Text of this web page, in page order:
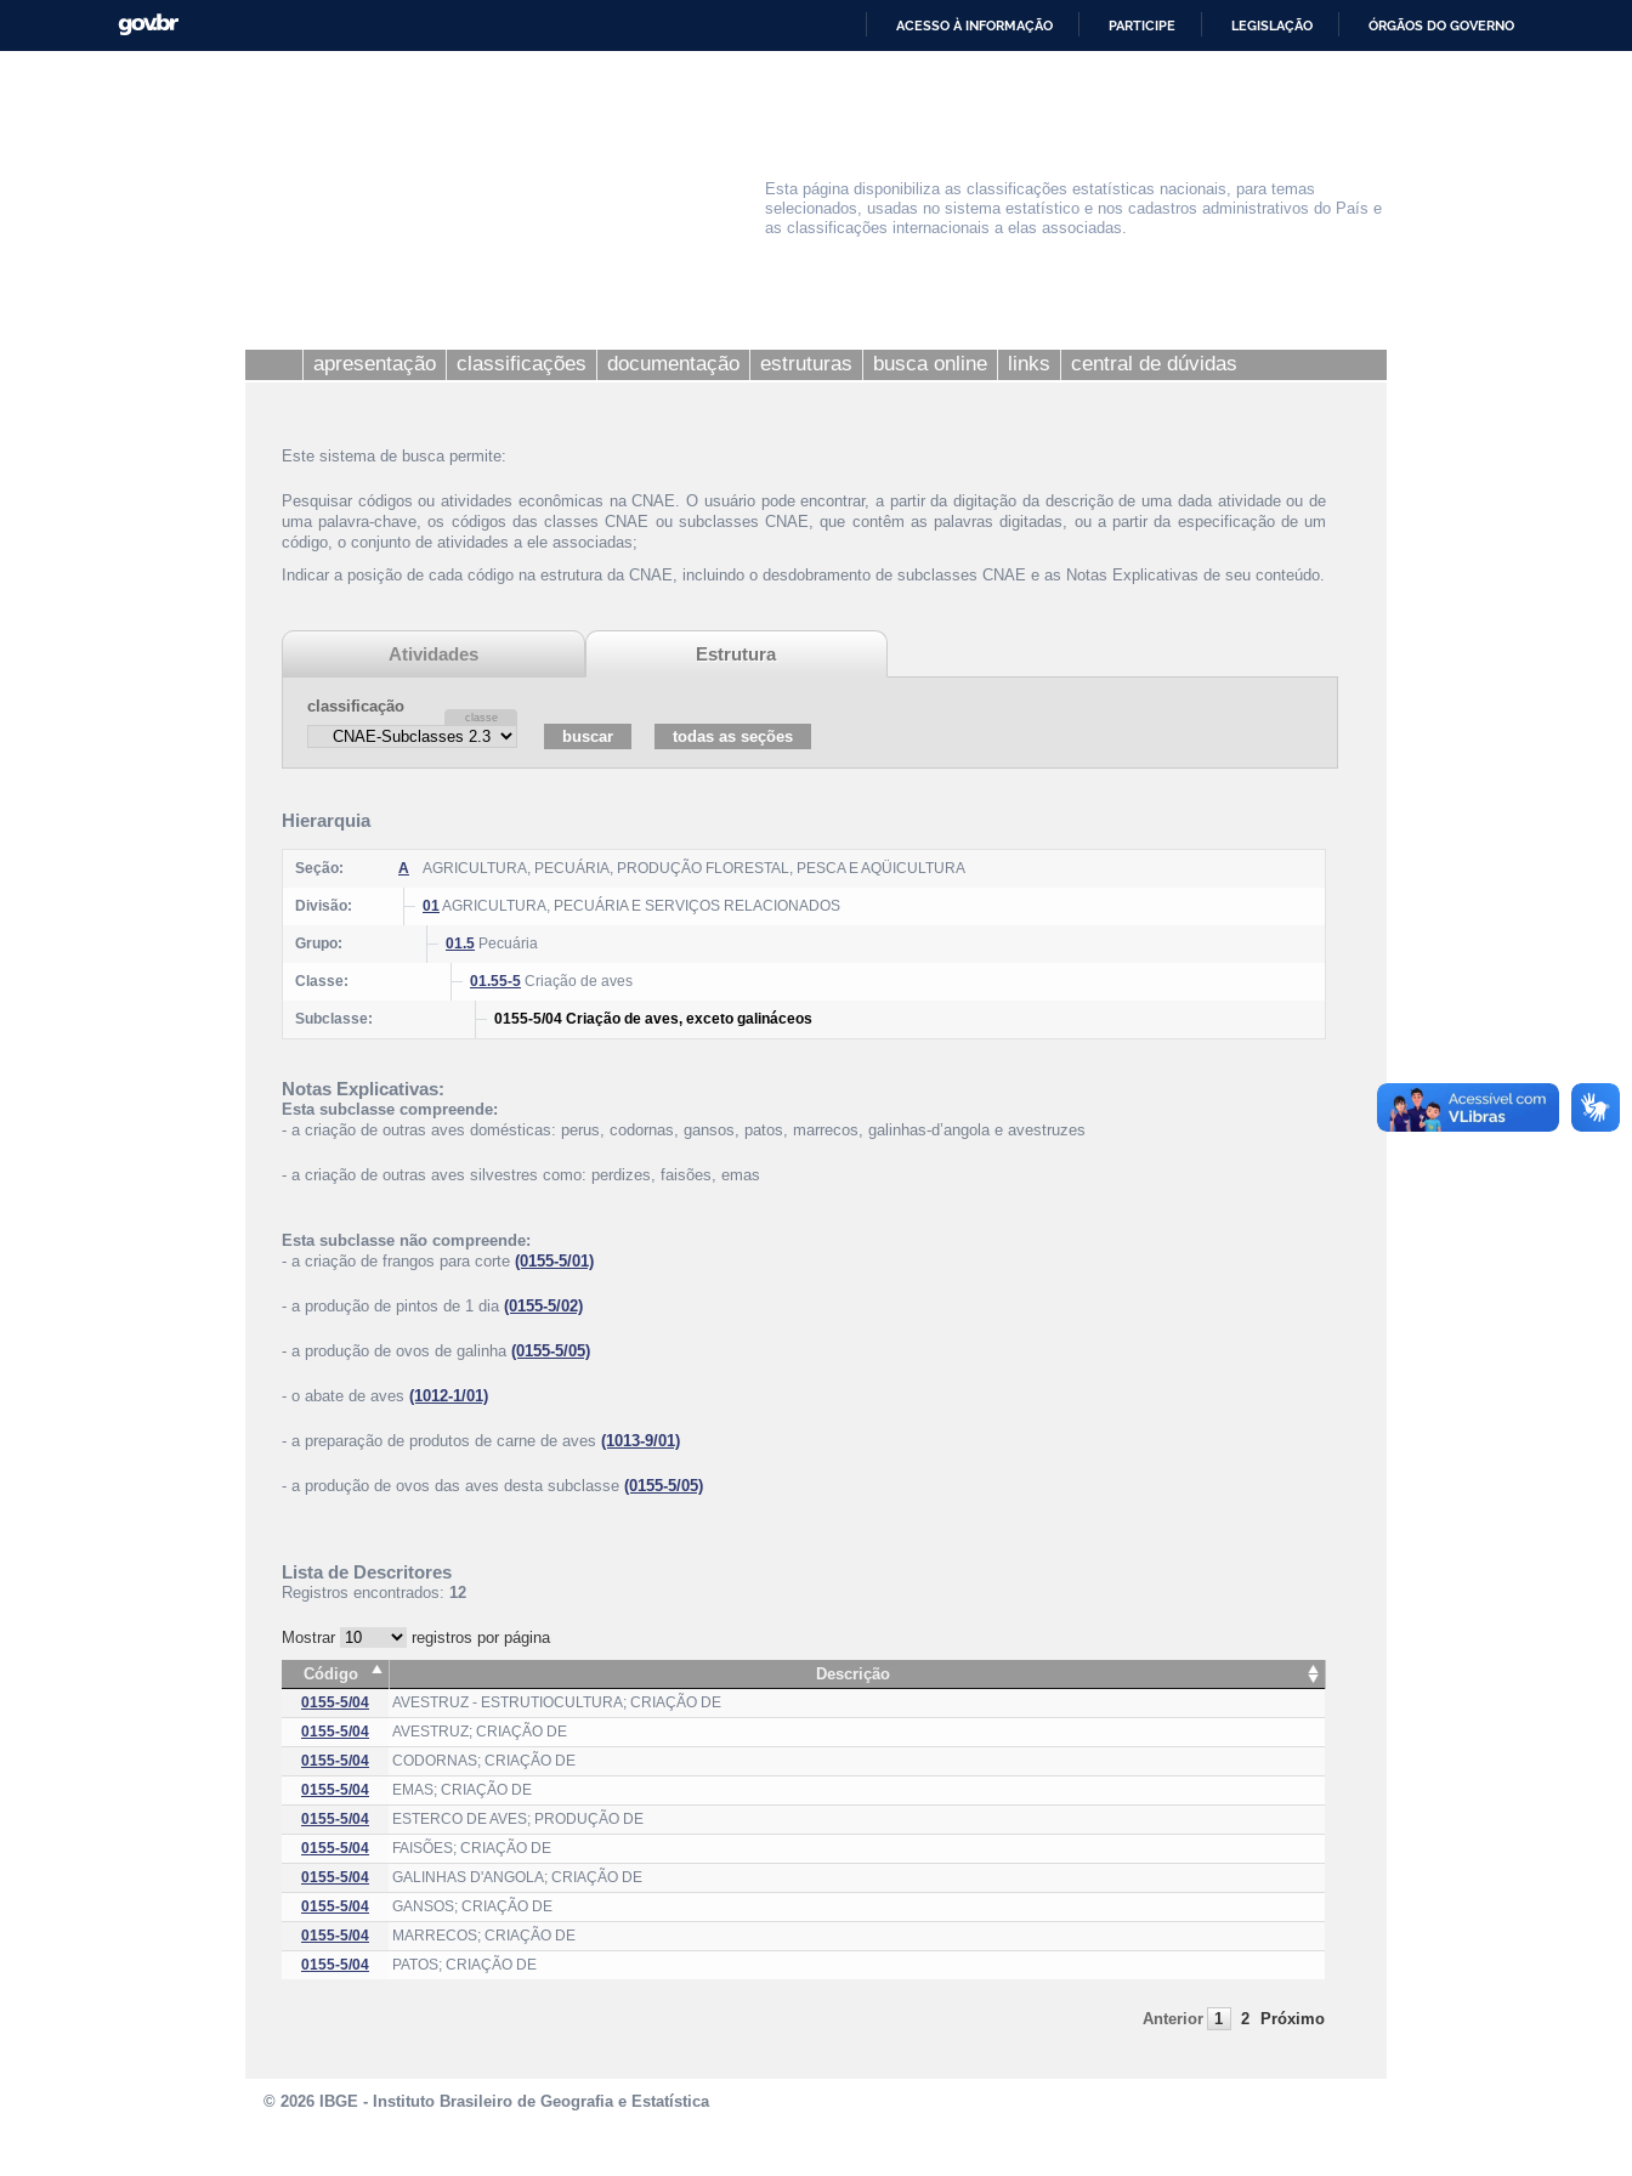
ACESSO À INFORMAÇÃO PARTICIPE LEGISLAÇÃO ÓRGÃOS DO GOVERNO
Esta página disponibiliza as classificações estatísticas nacionais, para temas
selecionados, usadas no sistema estatístico e nos cadastros administrativos do País e
as classificações internacionais a elas associadas.
apresentação classificações documentação estruturas busca online links central de dúvidas
Este sistema de busca permite:
Pesquisar códigos ou atividades econômicas na CNAE. O usuário pode encontrar, a partir da digitação da descrição de uma dada atividade ou de
uma palavra-chave, os códigos das classes CNAE ou subclasses CNAE, que contêm as palavras digitadas, ou a partir da especificação de um
código, o conjunto de atividades a ele associadas;
Indicar a posição de cada código na estrutura da CNAE, incluindo o desdobramento de subclasses CNAE e as Notas Explicativas de seu conteúdo.
Atividades Estrutura
classificação
Hierarquia
Seção: A AGRICULTURA, PECUÁRIA, PRODUÇÃO FLORESTAL, PESCA E AQÜICULTURA
Divisão: 01AGRICULTURA, PECUÁRIA E SERVIÇOS RELACIONADOS
Grupo: 01.5 Pecuária
Classe: 01.55-5 Criação de aves
Subclasse: 0155-5/04 Criação de aves, exceto galináceos
Notas Explicativas:
Esta subclasse compreende:
- a criação de outras aves domésticas: perus, codornas, gansos, patos, marrecos, galinhas-d’angola e avestruzes
- a criação de outras aves silvestres como: perdizes, faisões, emas
Esta subclasse não compreende:
- a criação de frangos para corte (0155-5/01)
- a produção de pintos de 1 dia (0155-5/02)
- a produção de ovos de galinha (0155-5/05)
- o abate de aves (1012-1/01)
- a preparação de produtos de carne de aves (1013-9/01)
- a produção de ovos das aves desta subclasse (0155-5/05)
Lista de Descritores
Registros encontrados: 12
Mostrar
registros por página
Código
Descrição
0155-5/04
AVESTRUZ - ESTRUTIOCULTURA; CRIAÇÃO DE
0155-5/04
AVESTRUZ; CRIAÇÃO DE
0155-5/04
CODORNAS; CRIAÇÃO DE
0155-5/04
EMAS; CRIAÇÃO DE
0155-5/04
ESTERCO DE AVES; PRODUÇÃO DE
0155-5/04
FAISÕES; CRIAÇÃO DE
0155-5/04
GALINHAS D'ANGOLA; CRIAÇÃO DE
0155-5/04
GANSOS; CRIAÇÃO DE
0155-5/04
MARRECOS; CRIAÇÃO DE
0155-5/04
PATOS; CRIAÇÃO DE
Anterior 1 2 Próximo
© 2026 IBGE - Instituto Brasileiro de Geografia e Estatística